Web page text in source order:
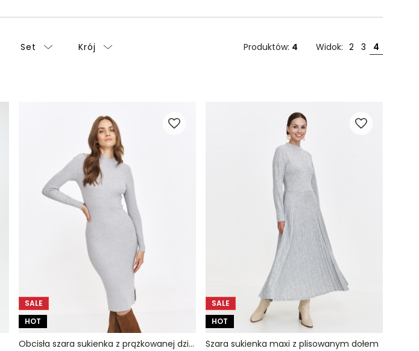
Set Krój Produktów: 4 Widok: 2 3 4
SALE
HOT
Obcisła szara sukienka z prążkowanej dzianiny
SALE
HOT
Szara sukienka maxi z plisowanym dołem